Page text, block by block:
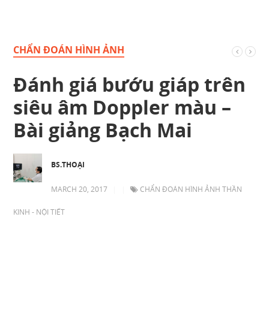
CHẨN ĐOÁN HÌNH ẢNH
Đánh giá bướu giáp trên
siêu âm Doppler màu –
Bài giảng Bạch Mai
BS.THOẠI
MARCH 20, 2017 CHẨN ĐOÁN HÌNH ẢNH THẦN
KINH - NỘI TIẾT